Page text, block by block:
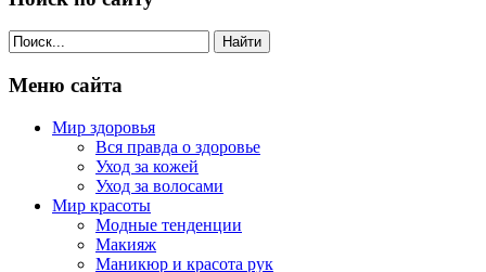
Найти
Меню сайта
Мир здоровья
Вся правда о здоровье
Уход за кожей
Уход за волосами
Мир красоты
Модные тенденции
Макияж
Маникюр и красота рук